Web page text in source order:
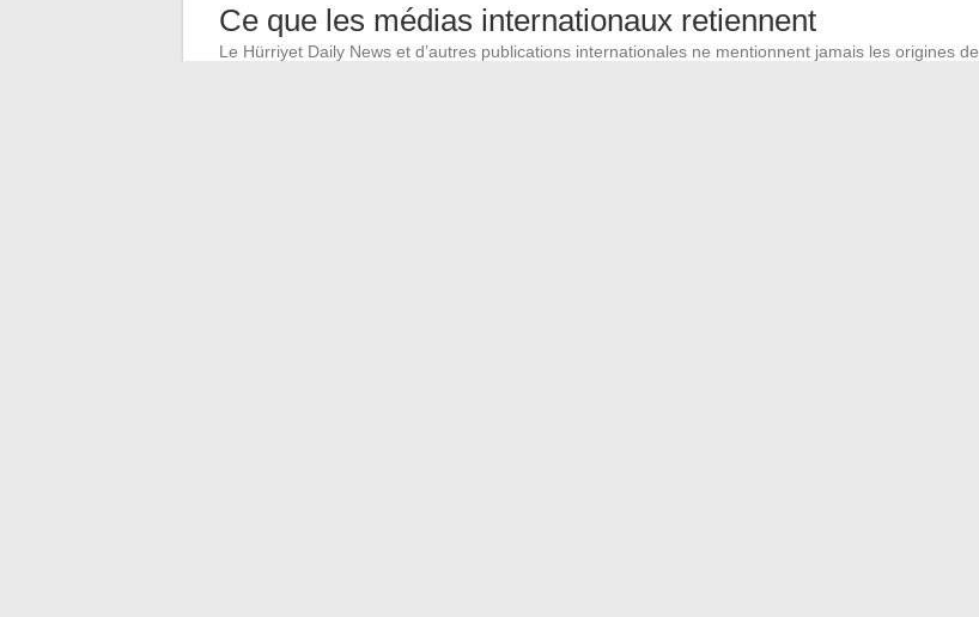
Ce que les médias internationaux retiennent
Le Hürriyet Daily News et d’autres publications internationales ne mentionnent jamais les origines de